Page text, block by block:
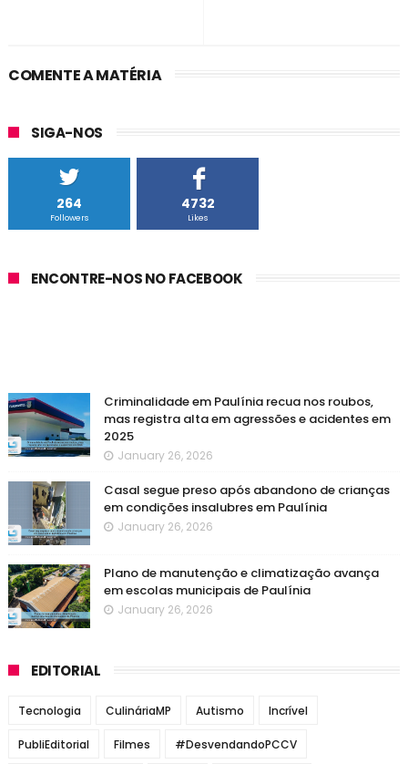
COMENTE A MATÉRIA
SIGA-NOS
264
Followers
4732
Likes
ENCONTRE-NOS NO FACEBOOK
Criminalidade em Paulínia recua nos roubos,
mas registra alta em agressões e acidentes em
2025
January 26, 2026
Casal segue preso após abandono de crianças
em condições insalubres em Paulínia
January 26, 2026
Plano de manutenção e climatização avança
em escolas municipais de Paulínia
January 26, 2026
EDITORIAL
Tecnologia CulináriaMP Autismo Incrível
PubliEditorial Filmes #DesvendandoPCCV